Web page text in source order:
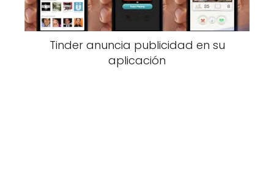
Tinder anuncia publicidad en su
aplicación